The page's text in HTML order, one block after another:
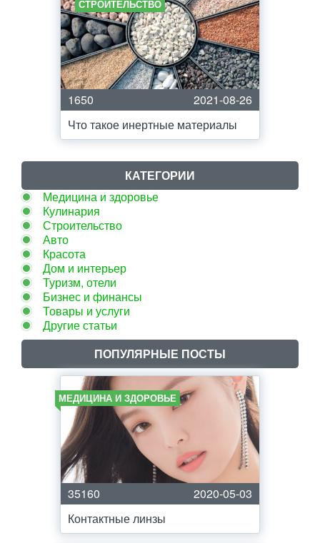
СТРОИТЕЛЬСТВО
1650
2021-08-26
Что такое инертные материалы
КАТЕГОРИИ
Медицина и здоровье
Кулинария
Строительство
Авто
Красота
Дом и интерьер
Туризм, отели
Бизнес и финансы
Товары и услуги
Другие статьи
ПОПУЛЯРНЫЕ ПОСТЫ
МЕДИЦИНА И ЗДОРОВЬЕ
35160
2020-05-03
Контактные линзы